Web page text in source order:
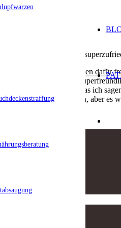
Wochen her und ich bin
Fachmann ohne Attitüden dafür
Ärzten …alle immer
??…aber was ich
wollte es nicht glauben, aber es
auf!